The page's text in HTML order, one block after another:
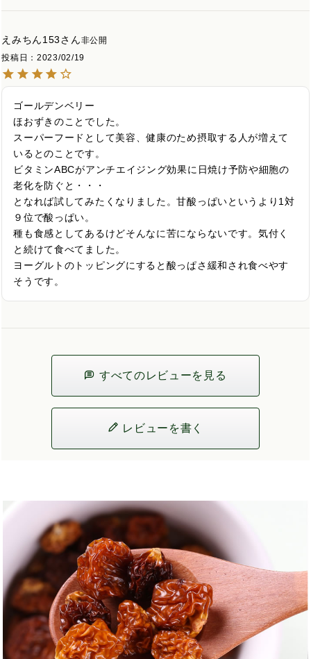
えみちん153
非公開
投稿日
2023/02/19
ゴールデンベリー
ほおずきのことでした。
スーパーフードとして美容、健康のため摂取する人が増えて
いるとのことです。
ビタミンABCがアンチエイジング効果に日焼け予防や細胞の
老化を防ぐと・・・
となれば試してみたくなりました。甘酸っぱいというより1対
９位で酸っぱい。
種も食感としてあるけどそんなに苦にならないです。気付く
と続けて食べてました。
ヨーグルトのトッピングにすると酸っぱさ緩和され食べやす
そうです。
すべてのレビューを見る
レビューを書く